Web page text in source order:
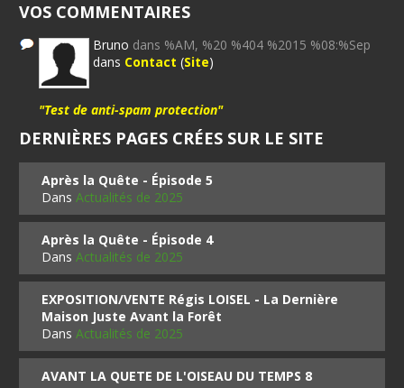
VOS COMMENTAIRES
Bruno dans %AM, %20 %404 %2015 %08:%Sep
dans Contact (Site)
"Test de anti-spam protection"
DERNIÈRES PAGES CRÉES SUR LE SITE
Après la Quête - Épisode 5
DansActualités de 2025
Après la Quête - Épisode 4
DansActualités de 2025
EXPOSITION/VENTE Régis LOISEL - La Dernière
Maison Juste Avant la Forêt
DansActualités de 2025
AVANT LA QUETE DE L'OISEAU DU TEMPS 8